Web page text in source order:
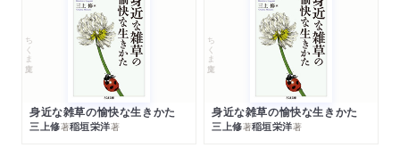
ちくま文庫
身近な雑草の愉快な生きかた
三上修著稲垣栄洋著
ちくま文庫
身近な雑草の愉快な生きかた
三上修著稲垣栄洋著